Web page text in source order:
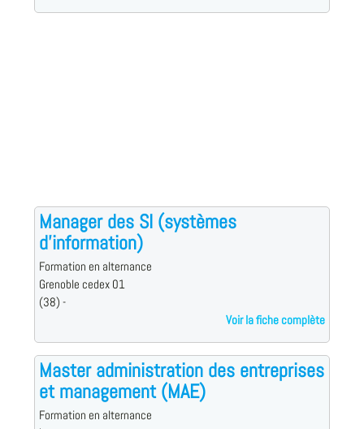
Manager des SI (systèmes
d'information)
Formation en alternance
Grenoble cedex 01
(38) -
Voir la fiche complète
Master administration des entreprises
et management (MAE)
Formation en alternance